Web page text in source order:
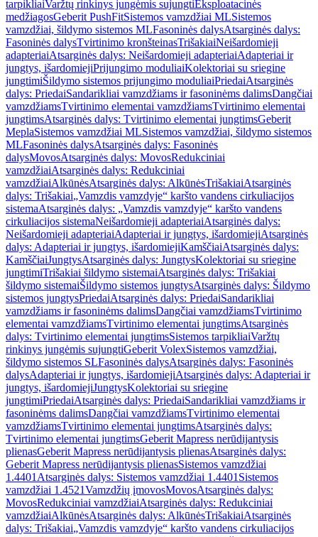
tarpikliaiVaržtų rinkinys jungėmis sujungtiEksploatacinės
medžiagosGeberit PushFitSistemos vamzdžiai MLSistemos
vamzdžiai, šildymo sistemos MLFasoninės dalysAtsarginės dalys:
Fasoninės dalysTvirtinimo kronšteinasTrišakiaiNeišardomieji
adapteriaiAtsarginės dalys: Neišardomieji adapteriaiAdapteriai ir
jungtys, išardomiejiPrijungimo moduliaiKolektoriai su sriegine
jungtimiŠildymo sistemos prijungimo moduliaiPriedaiAtsarginės
dalys: PriedaiSandarikliai vamzdžiams ir fasoninėms dalimsDangčiai
vamzdžiamsTvirtinimo elementai vamzdžiamsTvirtinimo elementai
jungtimsAtsarginės dalys: Tvirtinimo elementai jungtimsGeberit
MeplaSistemos vamzdžiai MLSistemos vamzdžiai, šildymo sistemos
MLFasoninės dalysAtsarginės dalys: Fasoninės
dalysMovosAtsarginės dalys: MovosRedukciniai
vamzdžiaiAtsarginės dalys: Redukciniai
vamzdžiaiAlkūnėsAtsarginės dalys: AlkūnėsTrišakiaiAtsarginės
dalys: Trišakiai„Vamzdis vamzdyje“ karšto vandens cirkuliacijos
sistemaAtsarginės dalys: „Vamzdis vamzdyje“ karšto vandens
cirkuliacijos sistemaNeišardomieji adapteriaiAtsarginės dalys:
Neišardomieji adapteriaiAdapteriai ir jungtys, išardomiejiAtsarginės
dalys: Adapteriai ir jungtys, išardomiejiKamščiaiAtsarginės dalys:
KamščiaiJungtysAtsarginės dalys: JungtysKolektoriai su sriegine
jungtimiTrišakiai šildymo sistemaiAtsarginės dalys: Trišakiai
šildymo sistemaiŠildymo sistemos jungtysAtsarginės dalys: Šildymo
sistemos jungtysPriedaiAtsarginės dalys: PriedaiSandarikliai
vamzdžiams ir fasoninėms dalimsDangčiai vamzdžiamsTvirtinimo
elementai vamzdžiamsTvirtinimo elementai jungtimsAtsarginės
dalys: Tvirtinimo elementai jungtimsSistemos tarpikliaiVaržtų
rinkinys jungėmis sujungtiGeberit VolexSistemos vamzdžiai,
šildymo sistemos SLFasoninės dalysAtsarginės dalys: Fasoninės
dalysAdapteriai ir jungtys, išardomiejiAtsarginės dalys: Adapteriai ir
jungtys, išardomiejiJungtysKolektoriai su sriegine
jungtimiPriedaiAtsarginės dalys: PriedaiSandarikliai vamzdžiams ir
fasoninėms dalimsDangčiai vamzdžiamsTvirtinimo elementai
vamzdžiamsTvirtinimo elementai jungtimsAtsarginės dalys:
Tvirtinimo elementai jungtimsGeberit Mapress nerūdijantysis
plienasGeberit Mapress nerūdijantysis plienasAtsarginės dalys:
Geberit Mapress nerūdijantysis plienasSistemos vamzdžiai
1.4401 Atsarginės dalys: Sistemos vamzdžiai 1.4401 Sistemos
vamzdžiai 1.4521Vamzdžių įmovosMovosAtsarginės dalys:
MovosRedukciniai vamzdžiaiAtsarginės dalys: Redukciniai
vamzdžiaiAlkūnėsAtsarginės dalys: AlkūnėsTrišakiaiAtsarginės
dalys: Trišakiai„Vamzdis vamzdyje“ karšto vandens cirkuliacijos